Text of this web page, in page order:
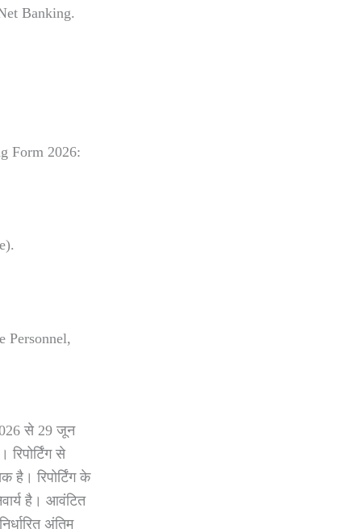
Banking.
Form 2026:
Personnel,
से 29 जून
से
है। रिपोर्टिंग के
है। आवंटित
अंतिम